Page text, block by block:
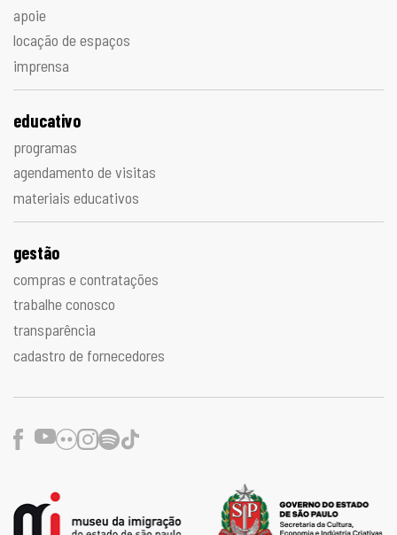
apoie
locação de espaços
imprensa
educativo
programas
agendamento de visitas
materiais educativos
gestão
compras e contratações
trabalhe conosco
transparência
cadastro de fornecedores
Facebook
Youtube
FlickrInstagram
Spotify
TikTok